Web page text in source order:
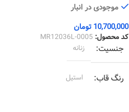
موجودی در انبار
10,700,000 تومان
کد محصول: MR12036L-0005
جنسیت زنانه
رنگ قاب استیل